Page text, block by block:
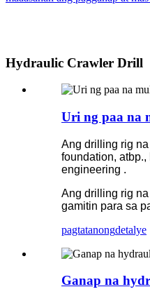
Hydraulic Crawler Drill
Uri ng paa na
Ang drilling rig
foundation,
engineering .
Ang drilling rig
gamitin para sa
pagtatanongdetalye
Ganap na